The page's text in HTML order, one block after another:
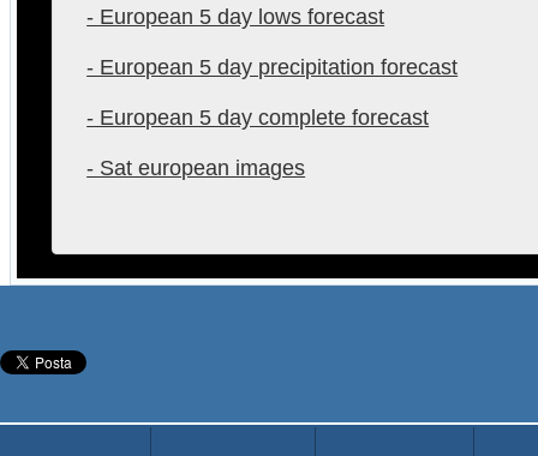
- European 5 day lows forecast
- European 5 day precipitation forecast
- European 5 day complete forecast
- Sat european images